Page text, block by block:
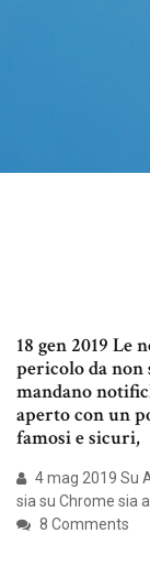
18 gen 2019 Le
pericolo da non
mandano
aperto con un
famosi e sicuri,
4 mag 2019 Su
sia su Chrome sia
8 Comments